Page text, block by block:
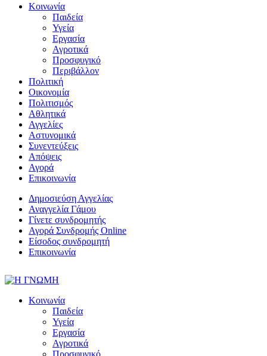
Κοινωνία
Παιδεία
Υγεία
Εργασία
Αγροτικά
Προσφυγικό
Περιβάλλον
Πολιτική
Οικονομία
Πολιτισμός
Αθλητικά
Αγγελίες
Αστυνομικά
Συνεντεύξεις
Απόψεις
Αγορά
Επικοινωνία
Δημοσιεύση Αγγελίας
Αναγγελία Γάμου
Γίνετε συνδρομητής
Αγορά Συνδρομής Online
Είσοδος συνδρομητή
Επικοινωνία
Κοινωνία
Παιδεία
Υγεία
Εργασία
Αγροτικά
Προσφυγικό